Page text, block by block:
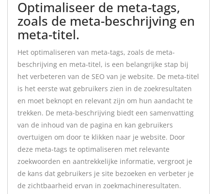
Optimaliseer de meta-tags,
zoals de meta-beschrijving en
meta-titel.
Het optimaliseren van meta-tags, zoals de meta-
beschrijving en meta-titel, is een belangrijke stap bij
het verbeteren van de SEO van je website. De meta-titel
is het eerste wat gebruikers zien in de zoekresultaten
en moet beknopt en relevant zijn om hun aandacht te
trekken. De meta-beschrijving biedt een samenvatting
van de inhoud van de pagina en kan gebruikers
overtuigen om door te klikken naar je website. Door
deze meta-tags te optimaliseren met relevante
zoekwoorden en aantrekkelijke informatie, vergroot je
de kans dat gebruikers je site bezoeken en verbeter je
de zichtbaarheid ervan in zoekmachineresultaten.